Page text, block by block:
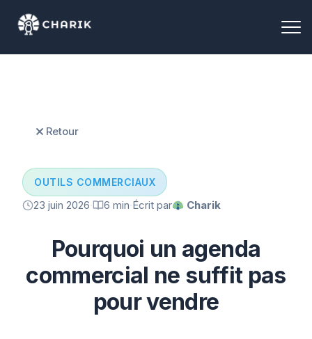
Retour
OUTILS COMMERCIAUX
23 juin 2026 6 min Écrit par Charik
Pourquoi un agenda
commercial ne suffit pas
pour vendre